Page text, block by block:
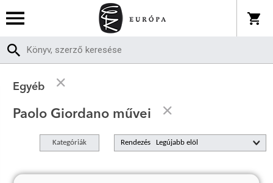
Egyéb
Paolo Giordano művei
Kategóriák Rendezés